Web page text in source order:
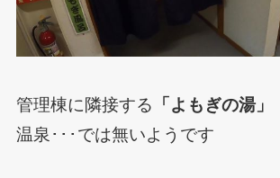
管理棟に隣接する 「よもぎの湯」
温泉･･･では無いようです